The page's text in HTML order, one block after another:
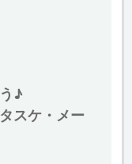
♪
スケ・メー